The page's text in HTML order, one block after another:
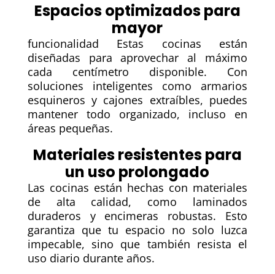
Espacios optimizados para
mayor
funcionalidad Estas cocinas están
diseñadas para aprovechar al máximo
cada centímetro disponible. Con
soluciones inteligentes como armarios
esquineros y cajones extraíbles, puedes
mantener todo organizado, incluso en
áreas pequeñas.
Materiales resistentes para
un uso prolongado
Las cocinas están hechas con materiales
de alta calidad, como laminados
duraderos y encimeras robustas. Esto
garantiza que tu espacio no solo luzca
impecable, sino que también resista el
uso diario durante años.